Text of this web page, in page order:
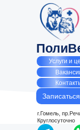
Услуги и
г.Гомель,
Круглосуточно